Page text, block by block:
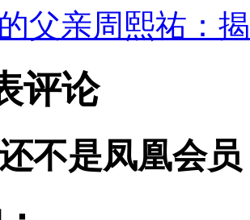
父亲周熙祐：
评论
不是凤凰会